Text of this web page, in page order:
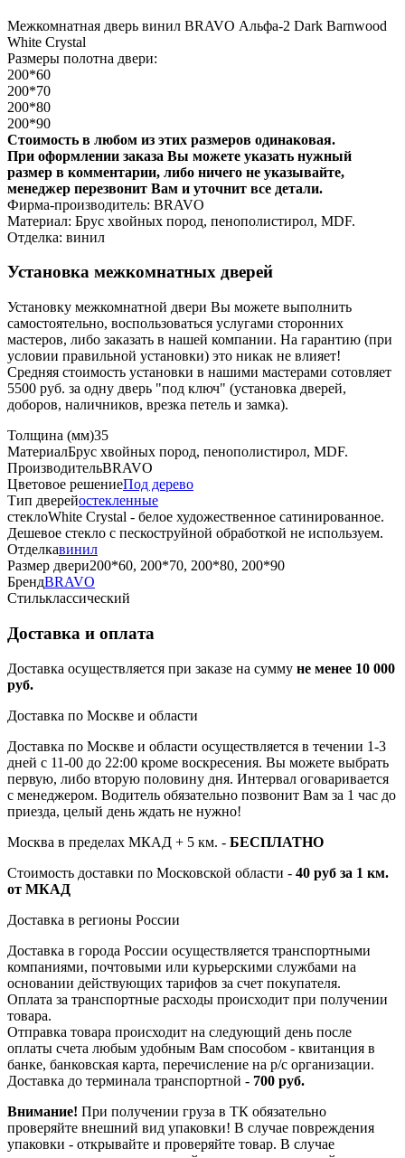
Межкомнатная дверь винил BRAVO Альфа-2 Dark Barnwood
White Сrystal
Размеры полотна двери:
200*60
200*70
200*80
200*90
Стоимость в любом из этих размеров одинаковая.
При оформлении заказа Вы можете указать нужный
размер в комментарии, либо ничего не указывайте,
менеджер перезвонит Вам и уточнит все детали.
Фирма-производитель: BRAVO
Материал: Брус хвойных пород, пенополистирол, MDF.
Отделка: винил
Установка межкомнатных дверей
Установку межкомнатной двери Вы можете выполнить
самостоятельно, воспользоваться услугами сторонних
мастеров, либо заказать в нашей компании. На гарантию (при
условии правильной установки) это никак не влияет!
Средняя стоимость установки в нашими мастерами сотовляет
5500 руб. за одну дверь "под ключ" (установка дверей,
доборов, наличников, врезка петель и замка).
Толщина (мм)35
МатериалБрус хвойных пород, пенополистирол, MDF.
ПроизводительBRAVO
Цветовое решениеПод дерево
Тип дверейостекленные
стеклоWhite Сrystal - белое художественное сатинированное.
Дешевое стекло с пескоструйной обработкой не используем.
Отделкавинил
Размер двери200*60, 200*70, 200*80, 200*90
БрендBRAVO
Стильклассический
Доставка и оплата
Доставка осуществляется при заказе на сумму не менее 10 000
руб.
Доставка по Москве и области
Доставка по Москве и области осуществляется в течении 1-3
дней с 11-00 до 22:00 кроме воскресения. Вы можете выбрать
первую, либо вторую половину дня. Интервал оговаривается
с менеджером. Водитель обязательно позвонит Вам за 1 час до
приезда, целый день ждать не нужно!
Москва в пределах МКАД + 5 км. - БЕСПЛАТНО
Стоимость доставки по Московской области - 40 руб за 1 км.
от МКАД
Доставка в регионы России
Доставка в города России осуществляется транспортными
компаниями, почтовыми или курьерскими службами на
основании действующих тарифов за счет покупателя.
Оплата за транспортные расходы происходит при получении
товара.
Отправка товара происходит на следующий день после
оплаты счета любым удобным Вам способом - квитанция в
банке, банковская карта, перечисление на р/с организации.
Доставка до терминала транспортной - 700 руб.
Внимание! При получении груза в ТК обязательно
проверяйте внешний вид упаковки! В случае повреждения
упаковки - открывайте и проверяйте товар. В случае